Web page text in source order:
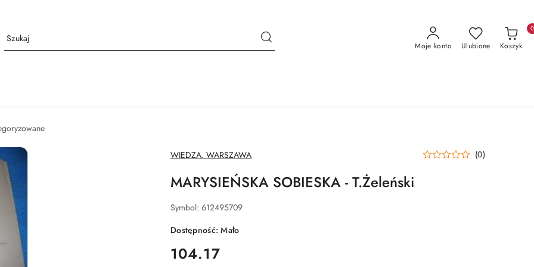
Moje konto Ulubione Koszyk
0
NAZWA
PRODUCENTA:
WIEDZA. WARSZAWA (0)
MARYSIEŃSKA SOBIESKA - T.Żeleński
Symbol: 612495709
Dostępność:Mało
cena:
104.17